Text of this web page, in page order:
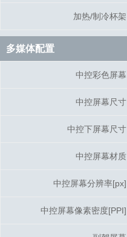
加热/制冷杯架
多媒体配置
中控彩色屏幕
中控屏幕尺寸
中控下屏幕尺寸
中控屏幕材质
中控屏幕分辨率[px]
中控屏幕像素密度[PPI]
加热/制冷杯架
多媒体配置
中控彩色屏幕
中控屏幕尺寸
中控下屏幕尺寸
中控屏幕材质
中控屏幕分辨率[px]
中控屏幕像素密度[PPI]